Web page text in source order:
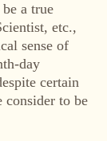
a true
etc.,
sense of
day
certain
to be